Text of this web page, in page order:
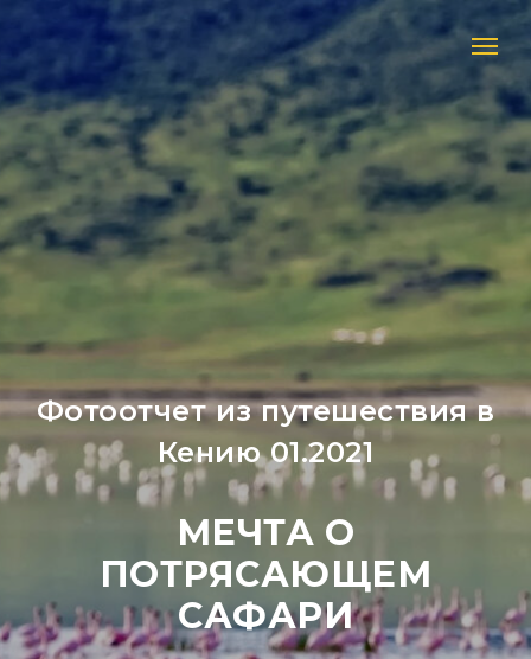
Фотоотчет из путешествия в
Кению 01.2021
МЕЧТА О
ПОТРЯСАЮЩЕМ
САФАРИ